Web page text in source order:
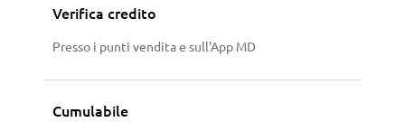
Verifica credito
Presso i punti vendita e sull'App MD
Cumulabile